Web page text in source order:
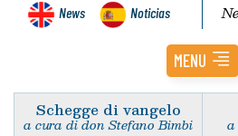
News Noticias
MENU
Schegge di vangelo
a cura di don Stefano Bimbi